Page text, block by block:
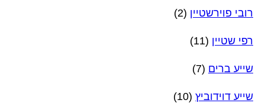
רובי פוירשטיין (2)
רפי שטיין (11)
שייע ברים (7)
שייע דוידוביץ (10)